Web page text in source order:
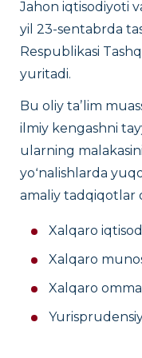
tayyorgarlik.
akademik
yetakchi
faoliyati orqali
amaliy muhitda
ularda mustaqil
strategik
mas’uliyatni
bitiruvchilar
va yuqori
shakllanadilar.
ikkinchi xorijiy
Jahon iqtisodiyoti
yil 23-sentabrda
Respublikasi
yuritadi.
Bu oliy taʼlim
ilmiy kengashni
ularning
yoʻnalishlarda
amaliy tadqiqotlar
Xalqaro
Xalqaro
Xalqaro